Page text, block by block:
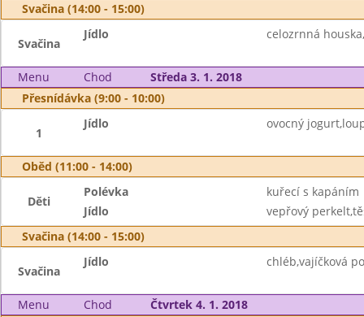
Svačina (14:00 - 15:00)
Svačina
Jídlo celozrnná
Menu Chod
Středa 3. 1. 2018
Přesnídávka (9:00 - 10:00)
1
Jídlo ovocný
Oběd (11:00 - 14:00)
Děti
Polévka
kuřecí s kapáním
Jídlo
vepřový
Svačina (14:00 - 15:00)
Svačina
Jídlo chléb,vajíčková
Menu Chod
Čtvrtek 4. 1. 2018